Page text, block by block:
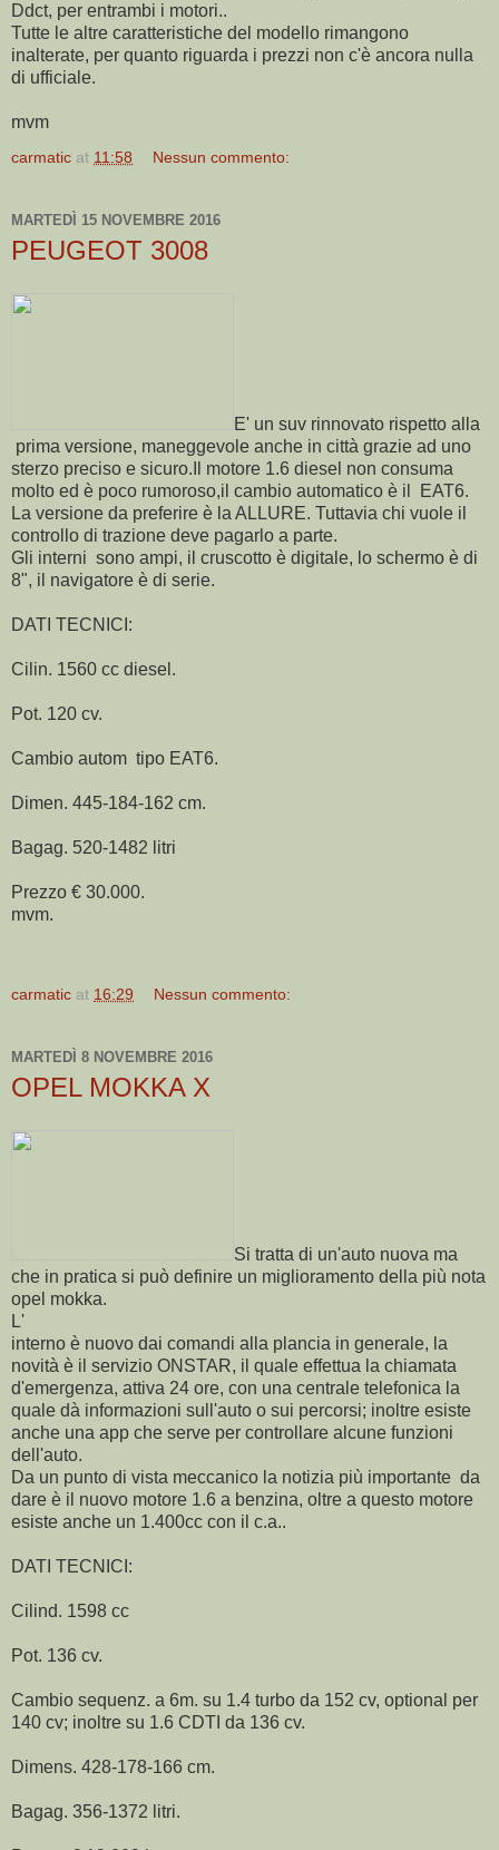
Ddct, per entrambi i motori..
Tutte le altre caratteristiche del modello rimangono
inalterate, per quanto riguarda i prezzi non c'è ancora nulla
di ufficiale.
mvm
carmatic at 11:58 Nessun commento:
MARTEDÌ 15 NOVEMBRE 2016
PEUGEOT 3008
E' un suv rinnovato rispetto alla
prima versione, maneggevole anche in città grazie ad uno
sterzo preciso e sicuro.Il motore 1.6 diesel non consuma
molto ed è poco rumoroso,il cambio automatico è il EAT6.
La versione da preferire è la ALLURE. Tuttavia chi vuole il
controllo di trazione deve pagarlo a parte.
Gli interni sono ampi, il cruscotto è digitale, lo schermo è di
8", il navigatore è di serie.
DATI TECNICI:
Cilin. 1560 cc diesel.
Pot. 120 cv.
Cambio autom tipo EAT6.
Dimen. 445-184-162 cm.
Bagag. 520-1482 litri
Prezzo € 30.000.
mvm.
carmatic at 16:29 Nessun commento:
MARTEDÌ 8 NOVEMBRE 2016
OPEL MOKKA X
Si tratta di un'auto nuova ma
che in pratica si può definire un miglioramento della più nota
opel mokka.
L'
interno è nuovo dai comandi alla plancia in generale, la
novità è il servizio ONSTAR, il quale effettua la chiamata
d'emergenza, attiva 24 ore, con una centrale telefonica la
quale dà informazioni sull'auto o sui percorsi; inoltre esiste
anche una app che serve per controllare alcune funzioni
dell'auto.
Da un punto di vista meccanico la notizia più importante da
dare è il nuovo motore 1.6 a benzina, oltre a questo motore
esiste anche un 1.400cc con il c.a..
DATI TECNICI:
Cilind. 1598 cc
Pot. 136 cv.
Cambio sequenz. a 6m. su 1.4 turbo da 152 cv, optional per
140 cv; inoltre su 1.6 CDTI da 136 cv.
Dimens. 428-178-166 cm.
Bagag. 356-1372 litri.